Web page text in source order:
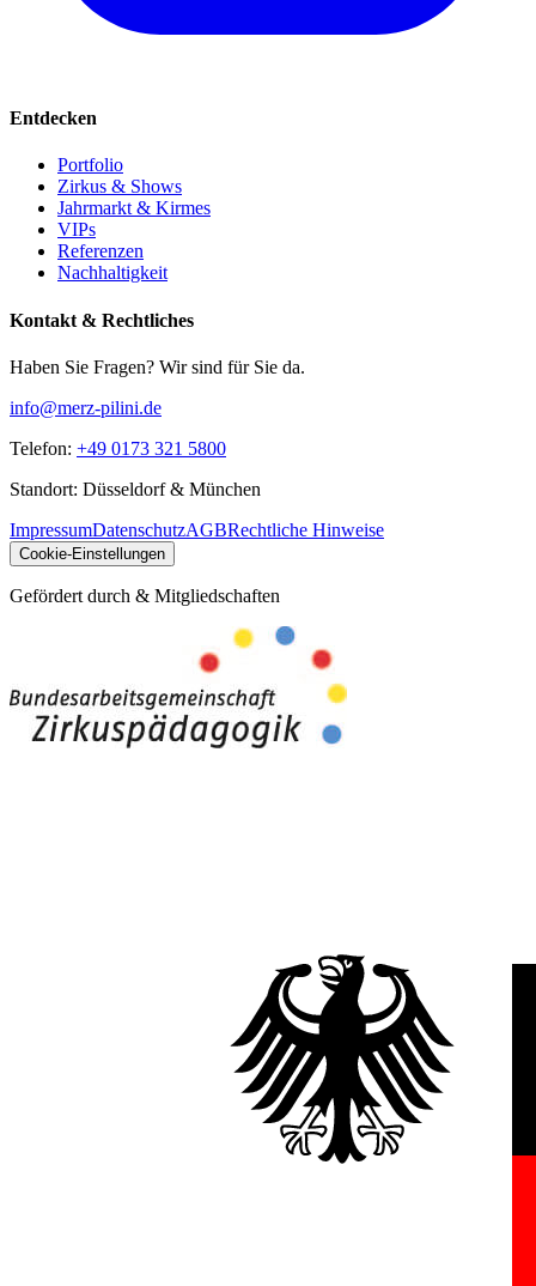
Entdecken
Portfolio
Zirkus & Shows
Jahrmarkt & Kirmes
VIPs
Referenzen
Nachhaltigkeit
Kontakt & Rechtliches
Haben Sie Fragen? Wir sind für Sie da.
info@merz-pilini.de
Telefon: +49 0173 321 5800
Standort: Düsseldorf & München
ImpressumDatenschutzAGBRechtliche Hinweise
Cookie-Einstellungen
Gefördert durch & Mitgliedschaften